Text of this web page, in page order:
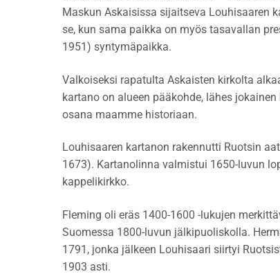
Maskun Askaisissa sijaitseva Louhisaaren
se, kun sama paikka on myös tasavallan
1951) syntymäpaikka.
Valkoiseksi rapatulta Askaisten kirkolta
kartano on alueen pääkohde, lähes
osana maamme historiaan.
Louhisaaren kartanon rakennutti Ruotsin
1673). Kartanolinna valmistui 1650-luvun
kappelikirkko.
Fleming oli eräs 1400-1600 -lukujen
Suomessa 1800-luvun jälkipuoliskolla.
1791, jonka jälkeen Louhisaari siirtyi
1903 asti.